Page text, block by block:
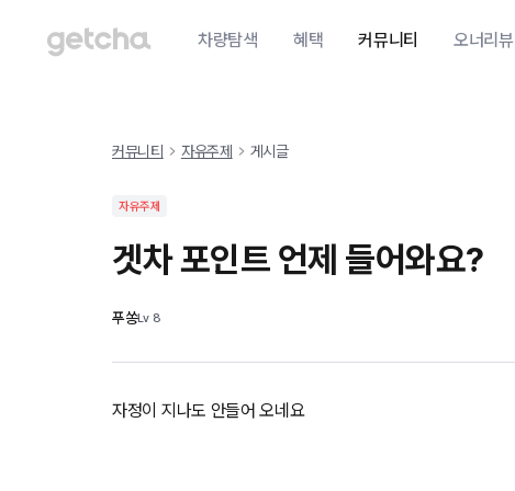
차량탐색 혜택 커뮤니티 오너리뷰
커뮤니티 자유주제 게시글
자유주제
겟차 포인트 언제 들어와요?
푸쏭Lv 8
자정이 지나도 안들어 오네요